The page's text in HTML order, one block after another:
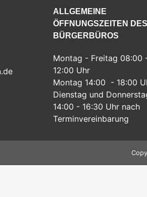
ALLGEMEINE
ÖFFNUNGSZEITEN DES
BÜRGERBÜROS
Montag - Freitag 08:00
12:00 Uhr
Montag 14:00 - 18:00
Dienstag und
14:00 - 16:30 Uhr nach
Terminvereinbarung